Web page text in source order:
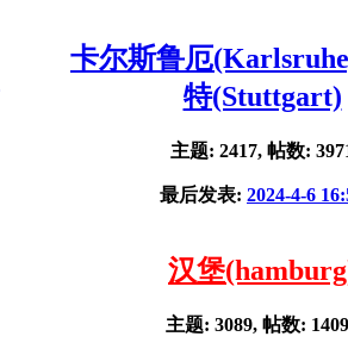
卡尔斯鲁厄
特(Stuttgart)
主题: 2417, 帖数:
最后发表: 2024-4-6
汉堡
主题: 3089, 帖数: